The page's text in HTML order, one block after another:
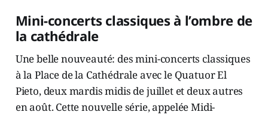
Mini-concerts classiques à l’ombre de
la cathédrale
Une belle nouveauté: des mini-concerts classiques
à la Place de la Cathédrale avec le Quatuor El
Pieto, deux mardis midis de juillet et deux autres
en août. Cette nouvelle série, appelée Midi-